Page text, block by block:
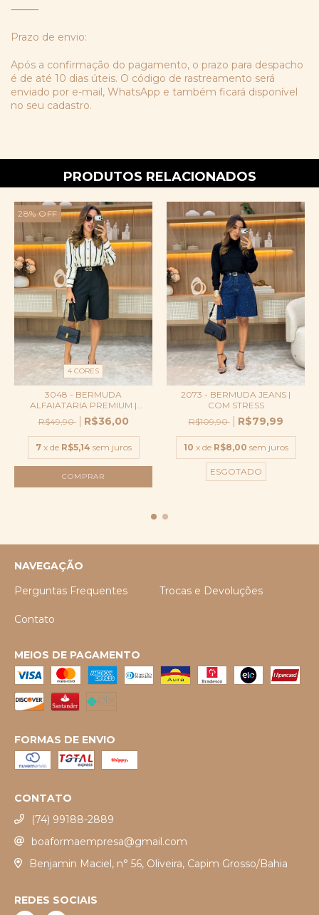
⸻
Prazo de envio:
Após a confirmação do pagamento, o prazo para despacho
é de até 10 dias úteis. O código de rastreamento será
enviado por e-mail, WhatsApp e também ficará disponível
no seu cadastro.
PRODUTOS RELACIONADOS
28% OFF
4 CORES
3048 - BERMUDA
ALFAIATARIA PREMIUM |
CÓS...
R$49,90 R$36,00
7 x de R$5,14 sem juros
COMPRAR
2073 - BERMUDA JEANS |
COM STRESS
R$109,90
R$79,99
10 x de R$8,00 sem juros
ESGOTADO
NAVEGAÇÃO
Perguntas Frequentes
Trocas e Devoluções
Contato
MEIOS DE PAGAMENTO
FORMAS DE ENVIO
CONTATO
(74) 99188-2889
boaformaempresa@gmail.com
Benjamin Maciel, n° 56, Oliveira, Capim Grosso/Bahia
REDES SOCIAIS